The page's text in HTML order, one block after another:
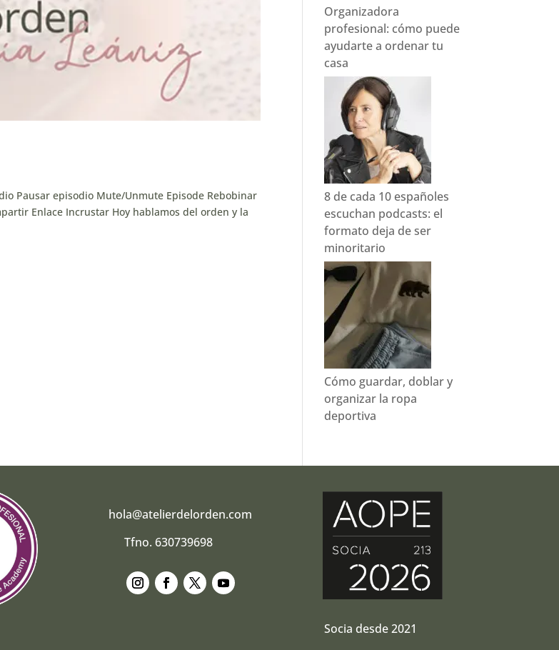
Pausar episodio Mute/Unmute Episode Rebobinar
Enlace Incrustar Hoy hablamos del orden y la
Organizadora
profesional: cómo puede
ayudarte a ordenar tu
casa
8 de cada 10 españoles
escuchan podcasts: el
formato deja de ser
minoritario
Cómo guardar, doblar y
organizar la ropa
deportiva
hola@atelierdelorden.com
Tfno. 630739698
Socia desde 2021